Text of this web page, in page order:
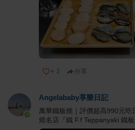
+ 2 分享
Angelababy享樂日記
萬華鐵板燒｜評價超高990元吃
燒名店『鐵 F.f Teppanyaki 鐵板